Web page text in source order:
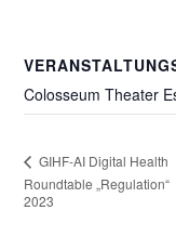
Colosseum Theater
GIHF-AI Digital Health
Roundtable „Regulation“
2023